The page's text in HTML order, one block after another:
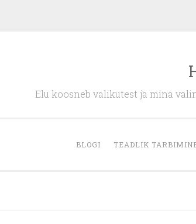
Elu koosneb valikutest ja mina
BLOGI TEADLIK